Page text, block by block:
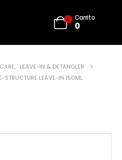
0 Carrito
0
, LEAVE-IN & DETANGLER
STRUCTURE LEAVE-IN 150ML